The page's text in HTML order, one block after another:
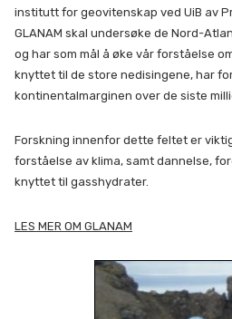
institutt for geovitenskap ved UiB av
GLANAM skal undersøke de Nord-
og har som mål å øke vår forståelse
knyttet til de store nedisingene, har
kontinentalmarginen over de siste
Forskning innenfor dette feltet er
forståelse av klima, samt dannelse,
knyttet til gasshydrater.
LES MER OM GLANAM